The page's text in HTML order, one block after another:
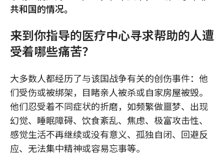
共和国的情况。
来到你指导的医疗中心寻求帮助的人遭
受着哪些痛苦？
大多数人都经历了与该国战争有关的创伤事件：他
们受伤或被绑架，目睹亲人被杀或自家房屋被毁。
他们忍受着不同症状的折磨，如频繁做噩梦、出现
幻觉、睡眠障碍、饮食紊乱、焦虑、极富攻击性、
感觉生活不再继续或没有意义、孤独自闭、回避反
应、无法集中精神或容易忘事等。